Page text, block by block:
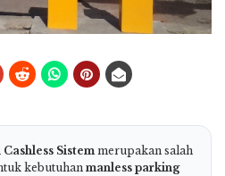
Sistemmerupakan salah
kebutuhan manless parking